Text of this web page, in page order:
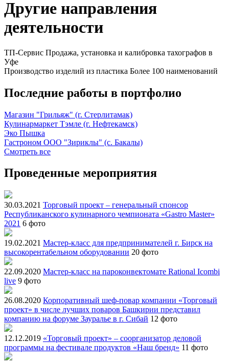
Другие направления
деятельности
ТП-Сервис Продажа, установка и калибровка тахографов в
Уфе
Производство изделий из пластика Более 100 наименований
Последние работы в портфолио
Магазин "Грильяж" (г. Стерлитамак)
Кулинармаркет Тэмле (г. Нефтекамск)
Эко Пышка
Гастроном ООО "Зириклы" (с. Бакалы)
Смотреть все
Проведенные мероприятия
30.03.2021 Торговый проект – генеральный спонсор
Республиканского кулинарного чемпионата «Gastro Master»
2021 6 фото
19.02.2021 Мастер-класс для предпринимателей г. Бирск на
высокорентабельном оборудовании 20 фото
22.09.2020 Мастер-класс на пароконвектомате Rational Icombi
live 9 фото
26.08.2020 Корпоративный шеф-повар компании «Торговый
проект» в числе лучших поваров Башкирии представил
компанию на форуме Зауралье в г. Сибай 12 фото
12.12.2019 «Торговый проект» – соорганизатор деловой
программы на фестивале продуктов «Наш бренд» 11 фото